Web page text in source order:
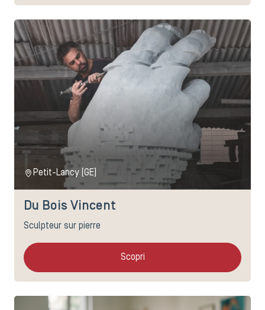
Petit-Lancy (GE)
Du Bois Vincent
Sculpteur sur pierre
Scopri